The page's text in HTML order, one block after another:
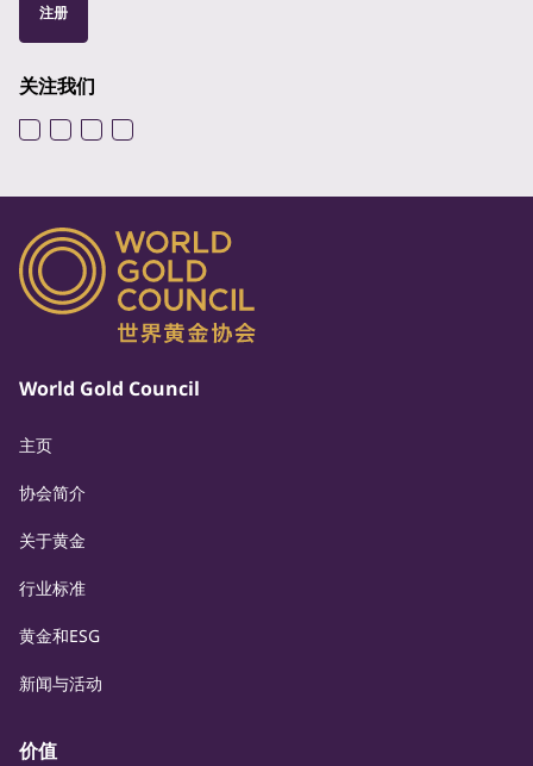
注册
关注我们
World Gold Council
主页
协会简介
关于黄金
行业标准
黄金和ESG
新闻与活动
价值